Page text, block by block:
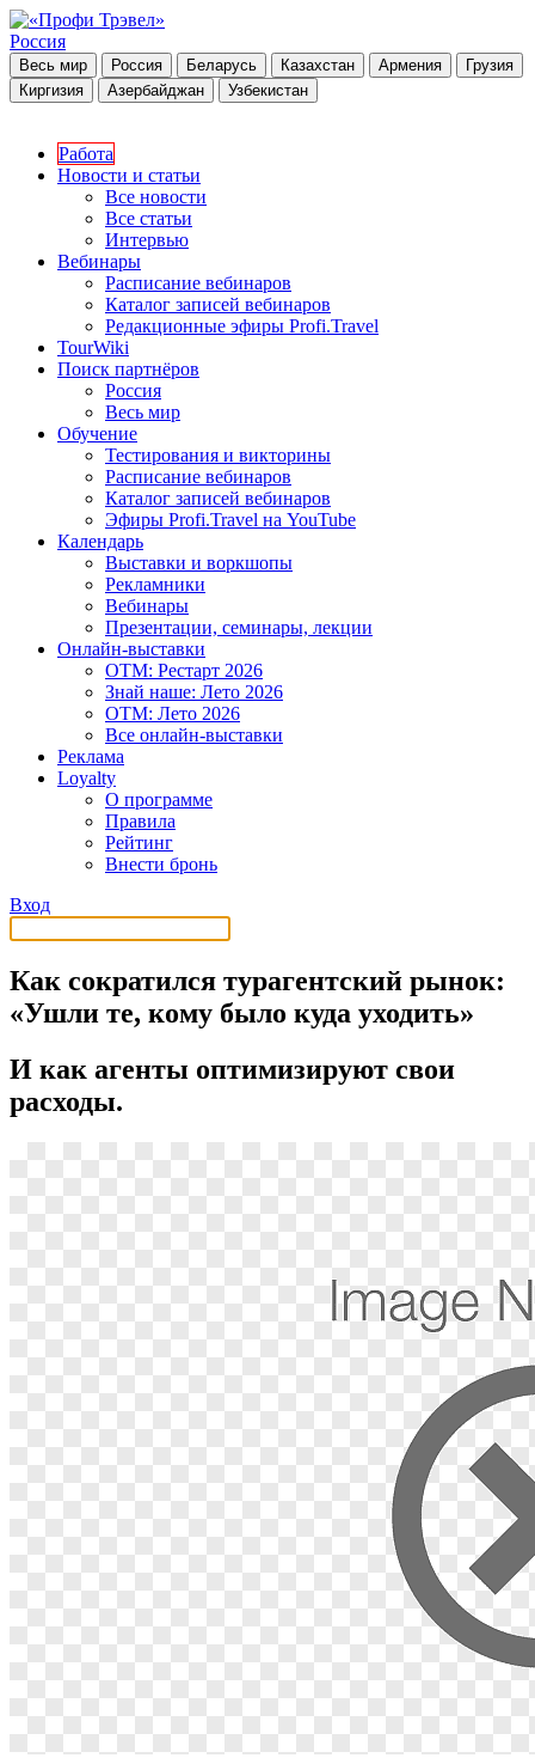
Россия
Весь мир Россия Беларусь Казахстан Армения
Грузия
Киргизия
Азербайджан Узбекистан
Работа
Новости и статьи
Все новости
Все статьи
Интервью
Вебинары
Расписание вебинаров
Каталог записей вебинаров
Редакционные эфиры Profi.Travel
TourWiki
Поиск партнёров
Россия
Весь мир
Обучение
Тестирования и викторины
Расписание вебинаров
Каталог записей вебинаров
Эфиры Profi.Travel на YouTube
Календарь
Выставки и воркшопы
Рекламники
Вебинары
Презентации, семинары, лекции
Онлайн-выставки
OTM: Рестарт 2026
Знай наше: Лето 2026
OTM: Лето 2026
Все онлайн-выставки
Реклама
Loyalty
О программе
Правила
Рейтинг
Внести бронь
Вход
Как сократился турагентский рынок:
«Ушли те, кому было куда уходить»
И как агенты оптимизируют свои
расходы.